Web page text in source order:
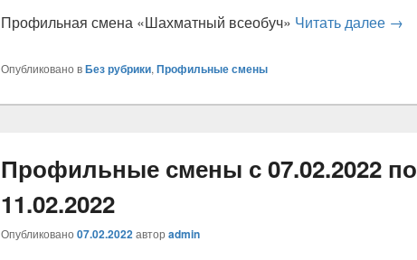
Профильная смена «Шахматный всеобуч» Читать далее →
Опубликовано вБез рубрики, Профильные смены
Профильные смены с 07.02.2022 по
11.02.2022
Опубликовано 07.02.2022автор admin